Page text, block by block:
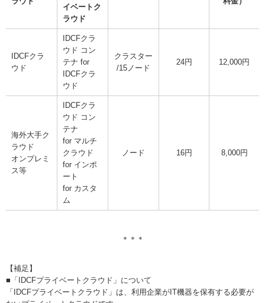
イベートク
ラウド
IDCFクラ
ウド
IDCFクラ
ウド コン
テナ for
IDCFクラ
ウド
クラスター
/15ノード
24円 12,000円
海外大手ク
ラウド
オンプレミ
ス等
IDCFクラ
ウド コン
テナ
for マルチ
クラウド
for インポ
ート
for カスタ
ム
ノード 16円 8,000円
＊＊＊
【補足】
■「IDCFプライベートクラウド」について
「IDCFプライベートクラウド」は、利用企業がIT機器を保有する必要が